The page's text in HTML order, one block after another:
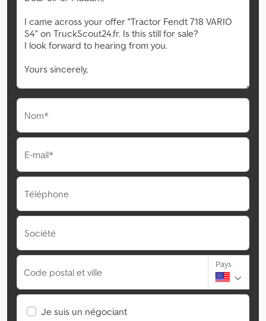
Nom*
E-mail*
Téléphone
Société
Code postal et ville
Pays
Je suis un négociant